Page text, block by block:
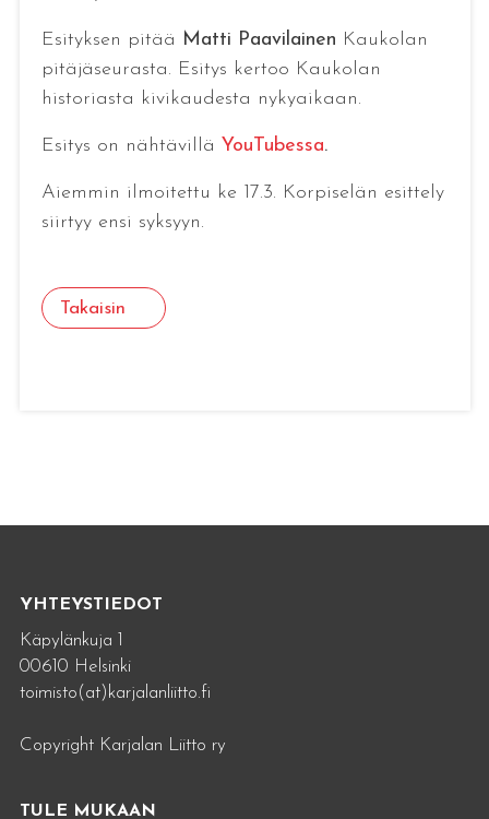
Esityksen pitää Matti Paavilainen Kaukolan
pitäjäseurasta. Esitys kertoo Kaukolan
historiasta kivikaudesta nykyaikaan.
Esitys on nähtävillä YouTubessa.
Aiemmin ilmoitettu ke 17.3. Korpiselän esittely
siirtyy ensi syksyyn.
Takaisin
YHTEYSTIEDOT
Käpylänkuja 1
00610 Helsinki
toimisto(at)karjalanliitto.fi
Copyright Karjalan Liitto ry
TULE MUKAAN